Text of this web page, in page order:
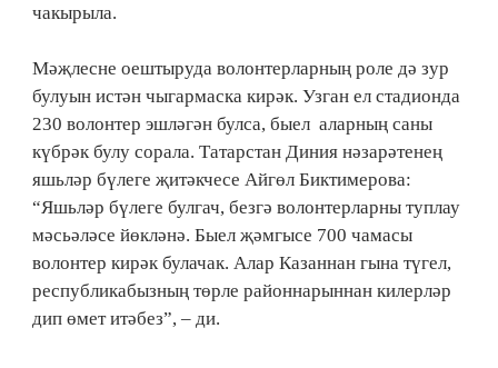
чакырыла.
Мәҗлесне оештыруда волонтерларның роле дә зур
булуын истән чыгармаска кирәк. Узган ел стадионда
230 волонтер эшләгән булса, быел аларның саны
күбрәк булу сорала. Татарстан Диния нәзарәтенең
яшьләр бүлеге җитәкчесе Айгөл Биктимерова:
“Яшьләр бүлеге булгач, безгә волонтерларны туплау
мәсьәләсе йөкләнә. Быел җәмгысе 700 чамасы
волонтер кирәк булачак. Алар Казаннан гына түгел,
республикабызның төрле районнарыннан килерләр
дип өмет итәбез”, – ди.